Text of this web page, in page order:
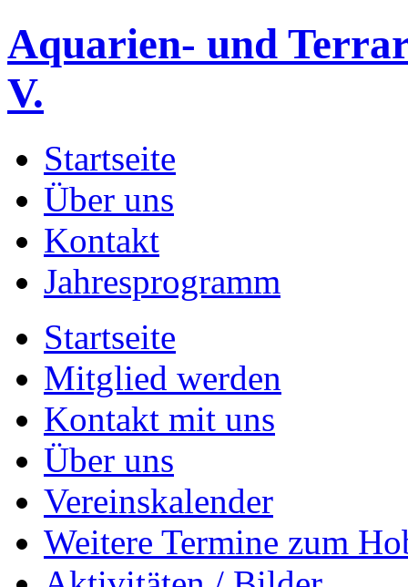
Aquarien- und
V.
Startseite
Über uns
Kontakt
Jahresprogramm
Startseite
Mitglied werden
Kontakt mit uns
Über uns
Vereinskalender
Weitere Termine zum